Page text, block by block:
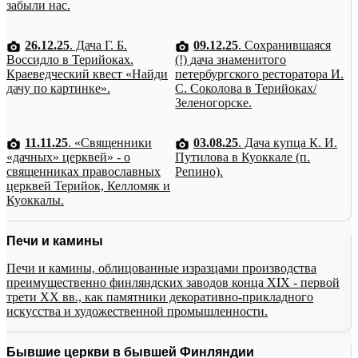
забыли нас.
26.12.25. Дача Г. Б.
Воссидло в Терийоках.
Краеведческий квест «Найди
дачу по картинке».
09.12.25. Сохранившаяся
(!) дача знаменитого
петербургского ресторатора И.
С. Соколова в Терийоках/
Зеленогорске.
11.11.25. «Священники
«дачных» церквей» - о
священниках православных
церквей Терийок, Келломяк и
Куоккалы.
03.08.25. Дача купца К. И.
Путилова в Куоккале (п.
Репино).
Печи и камины
Печи и камины, облицованные изразцами производства
преимущественно финляндских заводов конца XIX - первой
трети XX вв., как памятники декоративно-прикладного
искусства и художественной промышленности.
Бывшие церкви в бывшей Финляндии